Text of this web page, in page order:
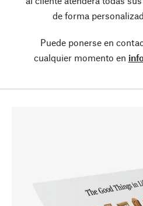
de forma
Puede ponerse en
cualquier momento en